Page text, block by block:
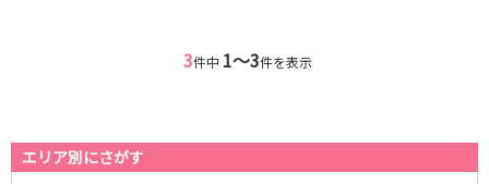
3件中 1〜3件を表示
エリア別にさがす
小山
土浦
銀座駅
淡路町駅